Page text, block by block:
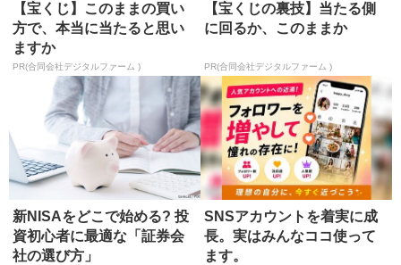
【宝くじ】このままの買い
方で、本当に当たると思い
ますか
PR(合同会社デジタルファーム )
【宝くじの裏技】当たる側
に回るか、このままか
PR(合同会社デジタルファーム )
新NISAをどこで始める? 投
資初心者に最適な「証券会
社の選び方」
SNSアカウントを着実に成
長。実はみんなココ使って
ます。